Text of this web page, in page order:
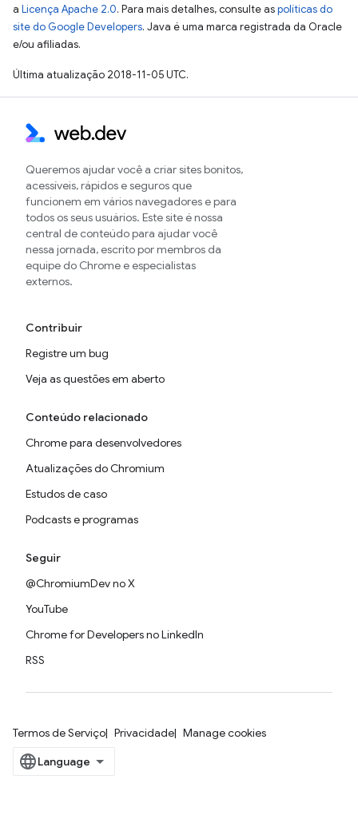
a Licença Apache 2.0. Para mais detalhes, consulte aspolíticas do
site do Google Developers. Java é uma marca registrada da Oracle
e/ou afiliadas.
Última atualização 2018-11-05 UTC.
Queremos ajudar você a criar sites bonitos,
acessíveis, rápidos e seguros que
funcionem em vários navegadores e para
todos os seus usuários. Este site é nossa
central de conteúdo para ajudar você
nessa jornada, escrito por membros da
equipe do Chrome e especialistas
externos.
Contribuir
Registre um bug
Veja as questões em aberto
Conteúdo relacionado
Chrome para desenvolvedores
Atualizações do Chromium
Estudos de caso
Podcasts e programas
Seguir
@ChromiumDev no X
YouTube
Chrome for Developers no LinkedIn
RSS
Termos de Serviço Privacidade Manage cookies